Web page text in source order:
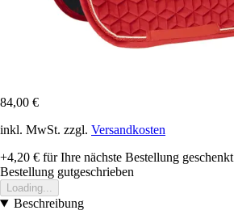
84,00 €
inkl. MwSt. zzgl. Versandkosten
+4,20 € für Ihre nächste Bestellung geschenkt
Bestellung gutgeschrieben
Loading...
Beschreibung